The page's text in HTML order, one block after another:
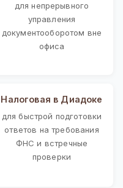
для непрерывного
управления
документооборотом вне
офиса
Налоговая в Диадоке
для быстрой подготовки
ответов на требования
ФНС и встречные
проверки